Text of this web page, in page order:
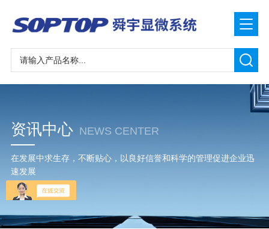
资讯中心 NEWS CENTER
在发展中求生存，不断贴心，以良好信誉和科学的管理促进企业迅
速发展